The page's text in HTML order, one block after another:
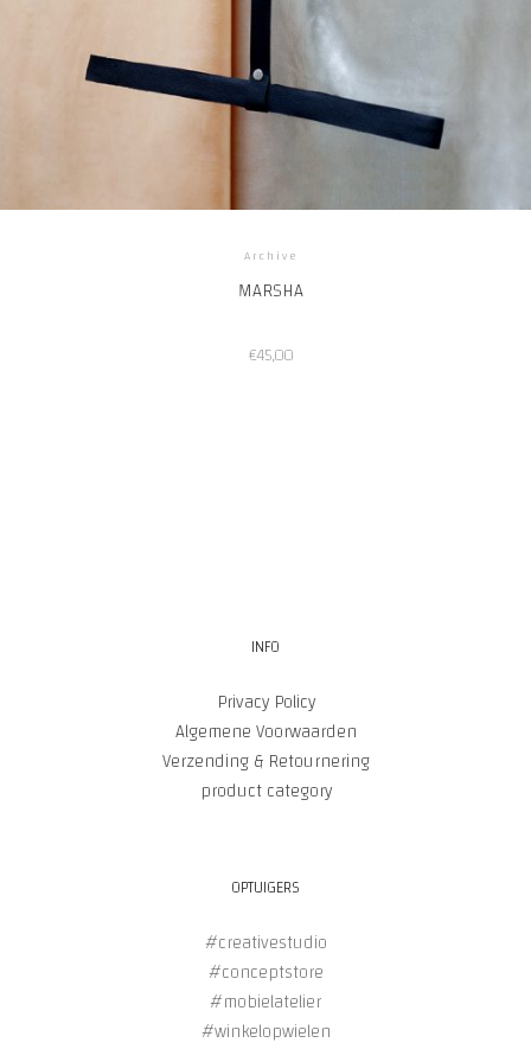
Archive
MARSHA
€45,00
INFO
Privacy Policy
Algemene Voorwaarden
Verzending & Retournering
product category
OPTUIGERS
#creativestudio
#conceptstore
#mobielatelier
#winkelopwielen